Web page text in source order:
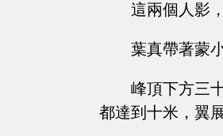
這兩個人影
葉真帶著蒙
峰頂下方三
都達到十米，翼